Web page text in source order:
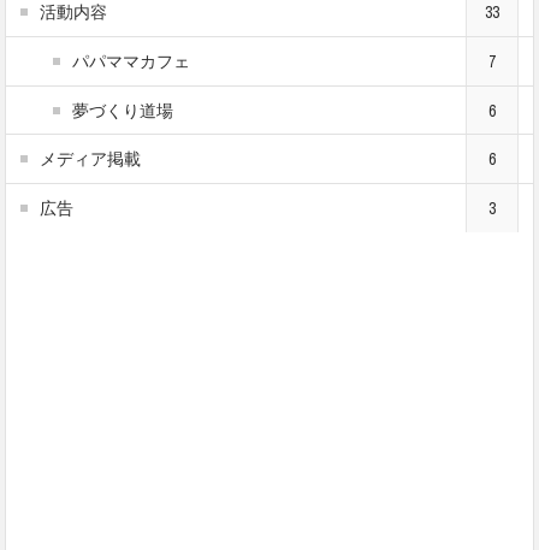
活動内容 33
パパママカフェ 7
夢づくり道場 6
メディア掲載 6
広告 3